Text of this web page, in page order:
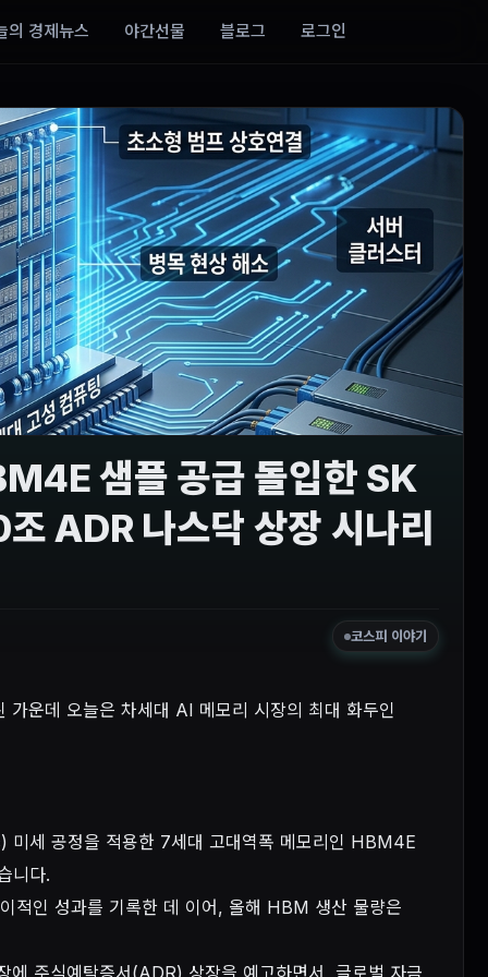
의 경제뉴스 야간선물 블로그 로그인
샘플 공급 돌입한 SK
ADR 나스닥 상장 시나리
코스피 이야기
운데 오늘은 차세대 AI 메모리 시장의 최대 화두인
세 공정을 적용한 7세대 고대역폭 메모리인 HBM4E
니다.
적인 성과를 기록한 데 이어, 올해 HBM 생산 물량은